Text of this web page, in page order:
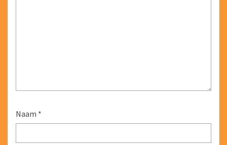
Naam *